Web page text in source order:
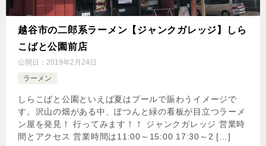
越谷市の二郎系ラーメン【ジャンクガレッジ】しら
こばと公園前店
公開日： 2019年2月24日
ラーメン
しらこばと公園といえば夏はプールで賑わうイメージで
す。沢山の畑がある中、ぽつんと緑の看板が目立つラーメ
ン屋を発見！ 行ってみます！！ ジャンクガレッジ 営業時
間とアクセス 営業時間は11:00～15:00 17:30～2 […]